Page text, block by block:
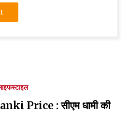
Price : सीएम धामी की